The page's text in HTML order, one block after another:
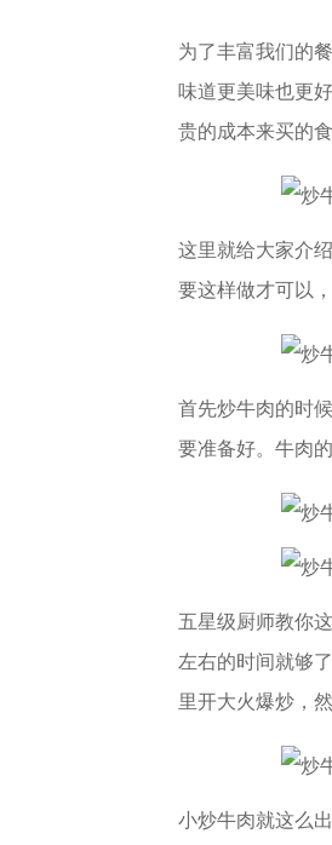
为了丰富我们的
味道更美味也更
贵的成本来买的
这里就给大家介
要这样做才可以
首先炒牛肉的时
要准备好。牛肉
五星级厨师教你
左右的时间就够
里开大火爆炒，
小炒牛肉就这么